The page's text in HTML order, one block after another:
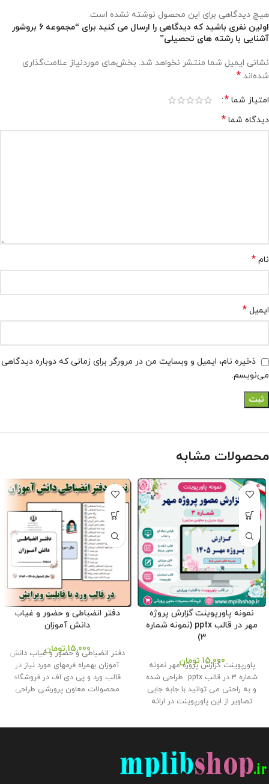
هیچ دیدگاهی برای این محصول نوشته نشده است.
اولین نفری باشید که دیدگاهی را ارسال می کنید برای “مجموعه 6 بروشور
آشنایی با رشته های تحصیلی”
نشانی ایمیل شما منتشر نخواهد شد. بخش‌های موردنیاز علامت‌گذاری
شده‌اند *
امتیاز شما *
دیدگاه شما *
نام *
ایمیل *
ذخیره نام، ایمیل و وبسایت من در مرورگر برای زمانی که دوباره دیدگاهی
می‌نویسم.
محصولات مشابه
نمونه پاورپوینت گزارش پروژه
مهر در قالب pptx (نمونه شماره
3)
15,000 تومان
پاورپوینت گزارش پروژه مهر نمونه
شماره 3 در قالب pptx طراحی شده
و به راحتی می توانید با جابه جایی
تصاویر از این پاورپوینت در ارائه
کنید . این محصول با کیفیتی عالی
پرورشی طراحی و تولید گردیده است
. حجم فایل : 10 مگابایت
کلیه حقوق
این بروشور به فروشگاه و وبلاگ
دفتر انضباطی و حضور و غیاب
دانش آموزان
15,000 تومان
دفتر انضباطی و حضور و غیاب دانش
آموزان بهمراه فرمهای مورد نیاز در
قالب ورد و پی دی اف در فروشگاه
محصولات معاون پرورشی طراحی
استفاده نمایند . حجم فایل : 3